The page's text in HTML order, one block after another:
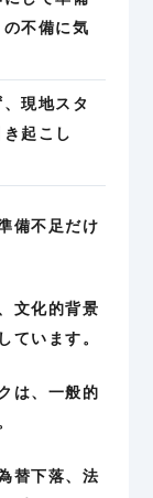
不備に気
現地スタ
起こし
備不足だけ
文化的背景
ています。
は、一般的
替下落、法